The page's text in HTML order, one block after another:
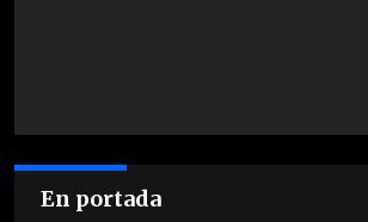
En portada